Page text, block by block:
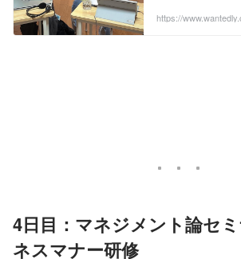
まった私ですが（
https://
4日目：マネジメント論セ
ネスマナー研修